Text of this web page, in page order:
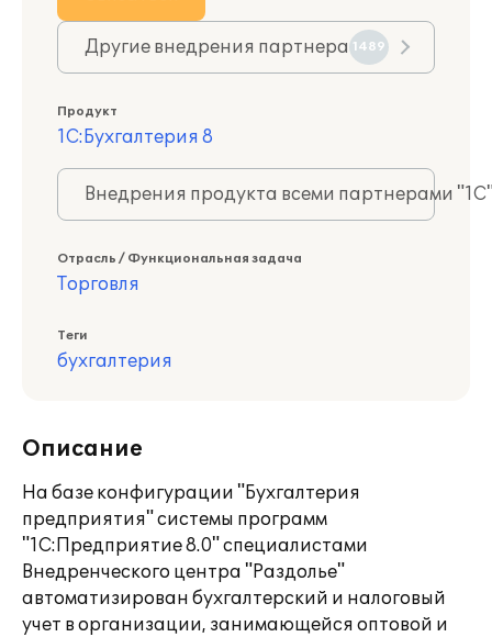
Другие внедрения партнера 1489
Продукт
1С:Бухгалтерия 8
Внедрения продукта всеми партнерами
Отрасль / Функциональная задача
Торговля
Теги
бухгалтерия
Описание
На базе конфигурации "Бухгалтерия
предприятия" системы программ
"1С:Предприятие 8.0" специалистами
Внедренческого центра "Раздолье"
автоматизирован бухгалтерский и налоговый
учет в организации, занимающейся оптовой и